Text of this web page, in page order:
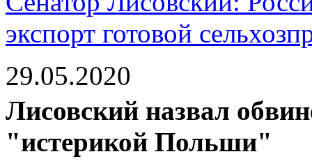
экспорт готовой
29.05.2020
Лисовский назвал
"истерикой Польши"